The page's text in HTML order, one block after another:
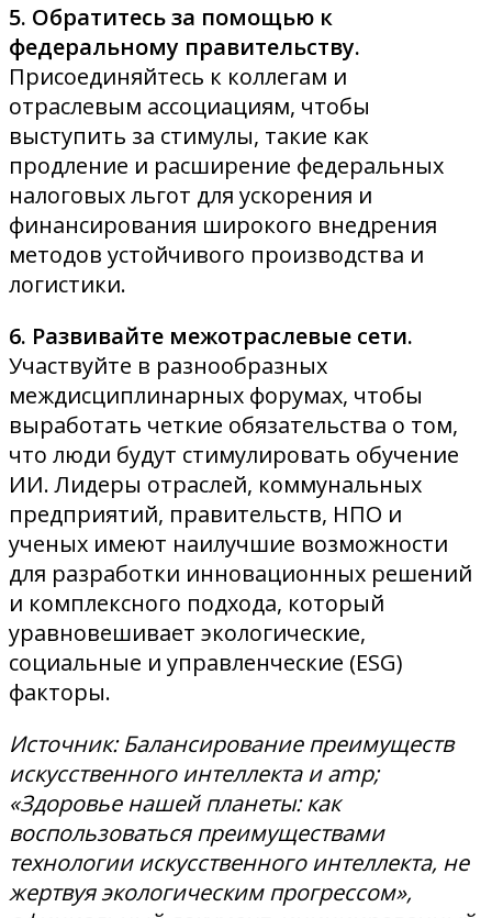
5. Обратитесь за помощью к
федеральному правительству.
Присоединяйтесь к коллегам и
отраслевым ассоциациям, чтобы
выступить за стимулы, такие как
продление и расширение федеральных
налоговых льгот для ускорения и
финансирования широкого внедрения
методов устойчивого производства и
логистики.
6. Развивайте межотраслевые сети.
Участвуйте в разнообразных
междисциплинарных форумах, чтобы
выработать четкие обязательства о том,
что люди будут стимулировать обучение
ИИ. Лидеры отраслей, коммунальных
предприятий, правительств, НПО и
ученых имеют наилучшие возможности
для разработки инновационных решений
и комплексного подхода, который
уравновешивает экологические,
социальные и управленческие (ESG)
факторы.
Источник: Балансирование преимуществ
искусственного интеллекта и amp;
«Здоровье нашей планеты: как
воспользоваться преимуществами
технологии искусственного интеллекта, не
жертвуя экологическим прогрессом»,